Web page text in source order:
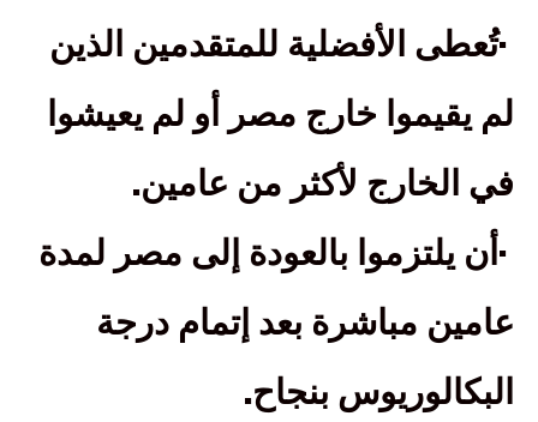
·تُعطى الأفضلية للمتقدمين الذين
لم يقيموا خارج مصر أو لم يعيشوا
في الخارج لأكثر من عامين.
· أن يلتزموا بالعودة إلى مصر لمدة
عامين مباشرة بعد إتمام درجة
البكالوريوس بنجاح.